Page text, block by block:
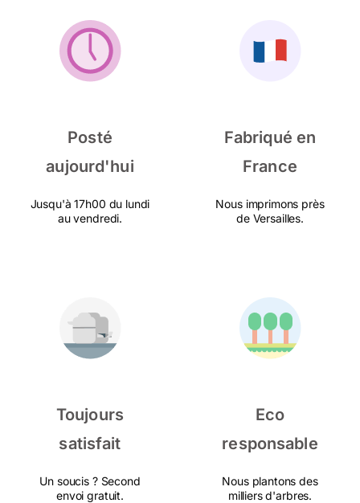
Posté
aujourd'hui
Jusqu'à 17h00 du lundi
au vendredi.
Fabriqué en
France
Nous imprimons près
de Versailles.
Toujours
satisfait
Un soucis ? Second
envoi gratuit.
Eco
responsable
Nous plantons des
milliers d'arbres.